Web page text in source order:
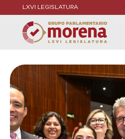
LXVI LEGISLATURA